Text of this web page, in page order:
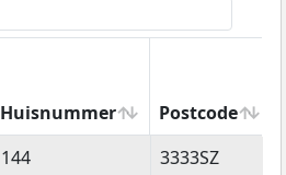
Huisnummer Postcode
Huisnummer Postcode
144 3333SZ